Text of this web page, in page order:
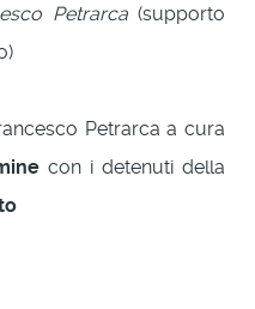
Petrarca(supporto
Petrarca a cura
con i detenuti della